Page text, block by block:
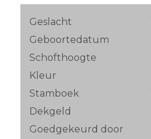
Geslacht
Geboortedatum
Schofthoogte
Kleur
Stamboek
Dekgeld
Goedgekeurd door